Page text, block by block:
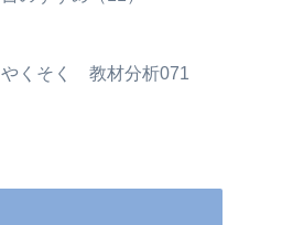
やくそく 教材分析071